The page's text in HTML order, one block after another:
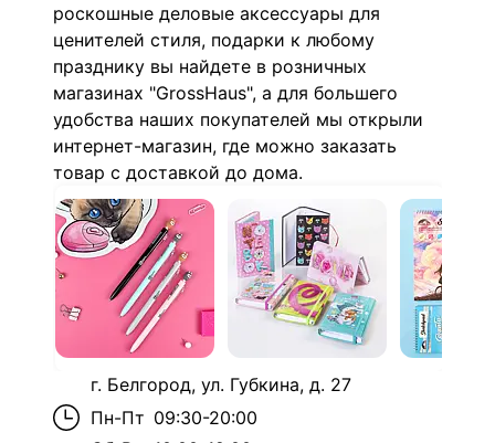
роскошные деловые аксессуары для
ценителей стиля, подарки к любому
празднику вы найдете в розничных
магазинах "GrossHaus", а для большего
удобства наших покупателей мы открыли
интернет-магазин, где можно заказать
товар с доставкой до дома.
г. Белгород, ул. Губкина, д. 27
Пн-Пт 09:30-20:00